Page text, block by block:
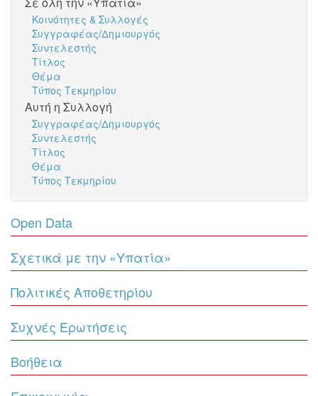
Κοινότητες & Συλλογές
Συγγραφέας/Δημιουργός
Συντελεστής
Τίτλος
Θέμα
Τύπος Τεκμηρίου
Αυτή η Συλλογή
Συγγραφέας/Δημιουργός
Συντελεστής
Τίτλος
Θέμα
Τύπος Τεκμηρίου
Open Data
Σχετικά με την «Υπατία»
Πολιτικές Αποθετηρίου
Συχνές Ερωτήσεις
Βοήθεια